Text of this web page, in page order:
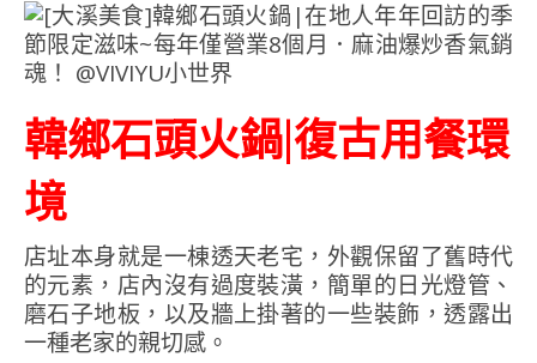
韓鄉石頭火鍋|復古用餐環
境
店址本身就是一棟透天老宅，外觀保留了舊時代
的元素，店內沒有過度裝潢，簡單的日光燈管、
磨石子地板，以及牆上掛著的一些裝飾，透露出
一種老家的親切感。